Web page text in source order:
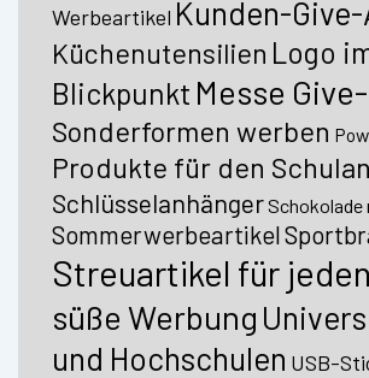
Werbeartikel Kunden-Give-
Küchenutensilien Logo
Blickpunkt Messe
Sonderformen werben
Produkte für den
SchlüsselanhängerSchokolade
Sommerwerbeartikel
Streuartikel für
süße Werbung
und Hochschulen USB-